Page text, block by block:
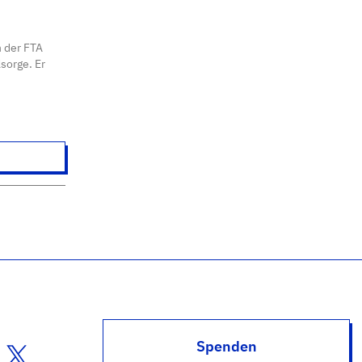
FTA
Er
Spenden